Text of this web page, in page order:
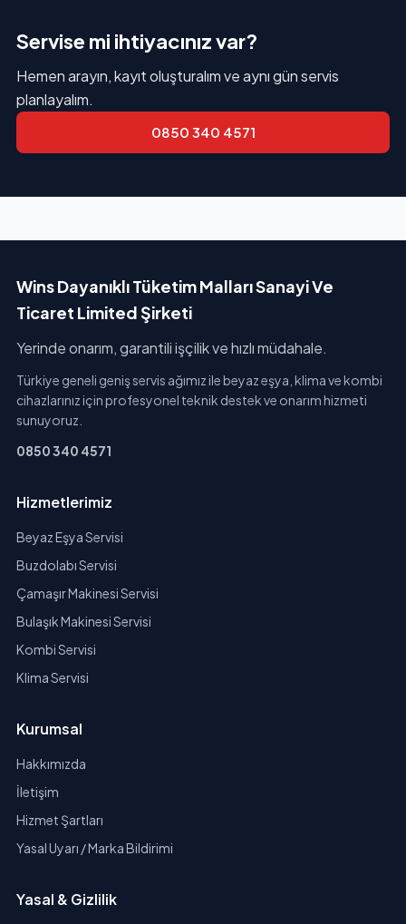
Servise mi ihtiyacınız var?
Hemen arayın, kayıt oluşturalım ve aynı gün servis
planlayalım.
0850 340 4571
Wins Dayanıklı Tüketim Malları Sanayi Ve
Ticaret Limited Şirketi
Yerinde onarım, garantili işçilik ve hızlı müdahale.
Türkiye geneli geniş servis ağımız ile beyaz eşya, klima ve kombi
cihazlarınız için profesyonel teknik destek ve onarım hizmeti
sunuyoruz.
0850 340 4571
Hizmetlerimiz
Beyaz Eşya Servisi
Buzdolabı Servisi
Çamaşır Makinesi Servisi
Bulaşık Makinesi Servisi
Kombi Servisi
Klima Servisi
Kurumsal
Hakkımızda
İletişim
Hizmet Şartları
Yasal Uyarı / Marka Bildirimi
Yasal & Gizlilik